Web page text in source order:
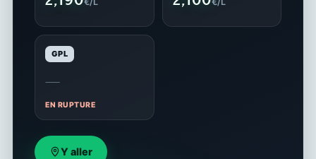
GPL
—
EN RUPTURE
Y aller